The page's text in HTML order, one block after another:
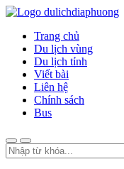
Trang chủ
Du lịch vùng
Du lịch tỉnh
Viết bài
Liên hệ
Chính sách
Bus